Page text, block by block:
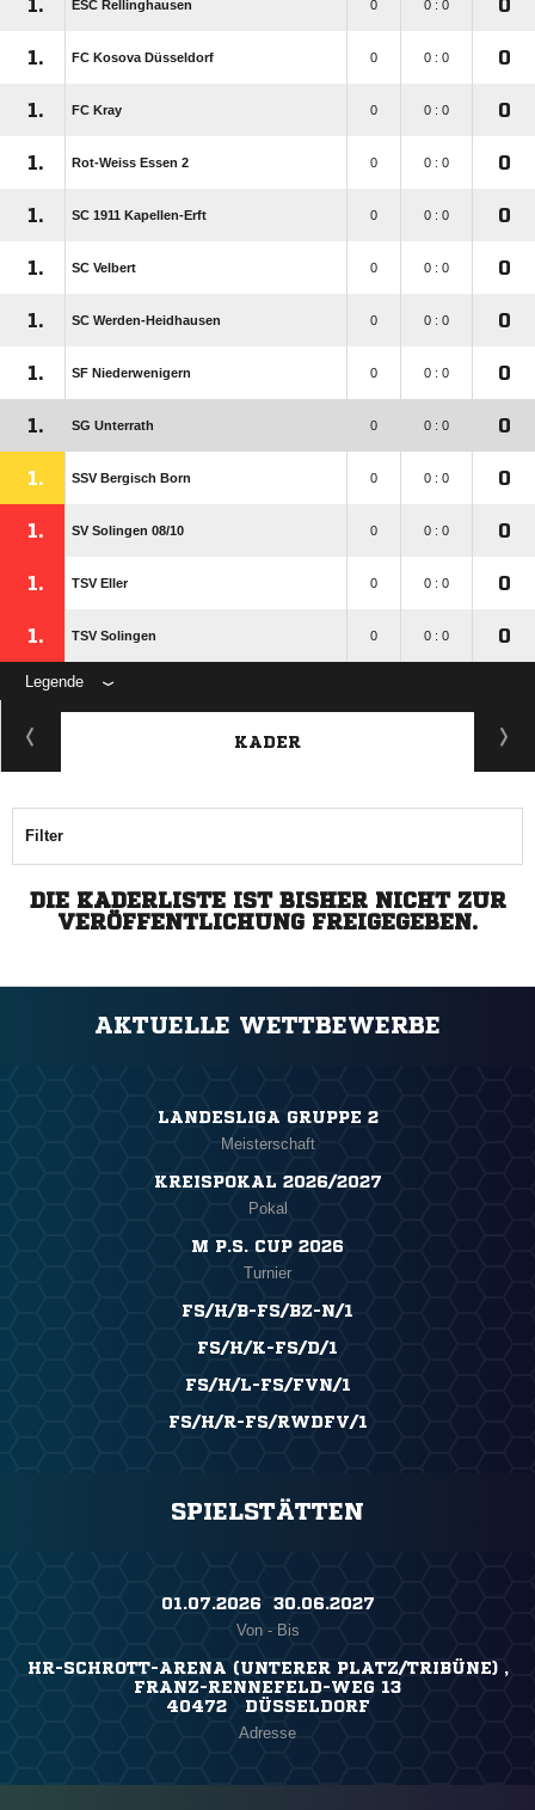
1. ESC Rellinghausen 0 0 : 0 0
1. FC Kosova Düsseldorf 0 0 : 0 0
1. FC Kray 0 0 : 0 0
1. Rot-Weiss Essen 2 0 0 : 0 0
1. SC 1911 Kapellen-Erft 0 0 : 0 0
1. SC Velbert 0 0 : 0 0
1. SC Werden-Heidhausen 0 0 : 0 0
1. SF Niederwenigern 0 0 : 0 0
1. SG Unterrath 0 0 : 0 0
1. SSV Bergisch Born 0 0 : 0 0
1. SV Solingen 08/​10 0 0 : 0 0
1. TSV Eller 0 0 : 0 0
1. TSV Solingen 0 0 : 0 0
Legende
KADER
Filter
DIE KADERLISTE IST BISHER NICHT ZUR
VERÖFFENTLICHUNG FREIGEGEBEN.
AKTUELLE WETTBEWERBE
LANDESLIGA GRUPPE 2
Meisterschaft
KREISPOKAL 2026/2027
Pokal
M P.S. CUP 2026
Turnier
FS/H/B-FS/BZ-N/1
FS/H/K-FS/D/1
FS/H/L-FS/FVN/1
FS/H/R-FS/RWDFV/1
SPIELSTÄTTEN
01.07.2026 ​ 30.06.2027
Von - Bis
HR-SCHROTT-ARENA (UNTERER PLATZ/TRIBÜNE) ,
FRANZ-RENNEFELD-WEG 13
40472 DÜSSELDORF
Adresse